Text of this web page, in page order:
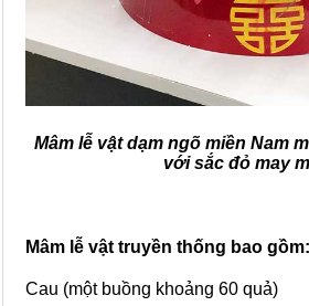
Mâm lễ vật dạm ngõ miền Nam
với sắc đỏ may
Mâm lễ vật truyền thống bao gồm:
Cau (một buồng khoảng 60 quả)